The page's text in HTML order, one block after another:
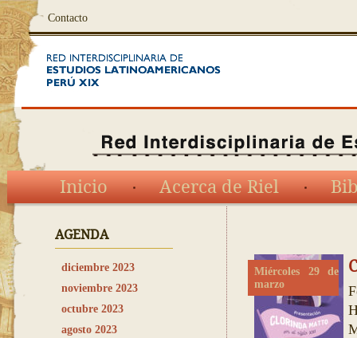
Contacto
Inicio Acerca de Riel
AGENDA
diciembre 2023
noviembre 2023
octubre 2023
agosto 2023
Miércoles 29 de
marzo